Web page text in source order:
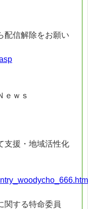
配信解除をお願い
ｗｓ
支援・地域活性化
関する特命委員